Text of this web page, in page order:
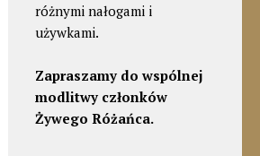
różnymi nałogami i
używkami.
Zapraszamy do wspólnej
modlitwy członków
Żywego Różańca.